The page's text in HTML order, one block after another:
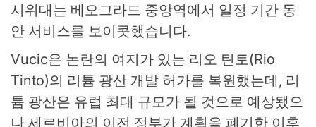
시위대는 베오그라드 중앙역에서 일정 기간 동
안 서비스를 보이콧했습니다.
Vucic은 논란의 여지가 있는 리오 틴토(Rio
Tinto)의 리튬 광산 개발 허가를 복원했는데, 리
튬 광산은 유럽 최대 규모가 될 것으로 예상됐으
나 세르비아의 이전 정부가 계획을 폐기한 이후